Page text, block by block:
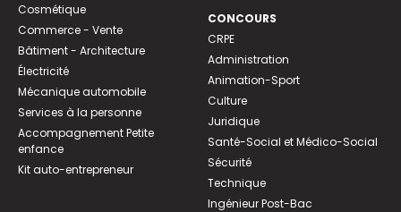
Cosmétique
Commerce - Vente
Bâtiment - Architecture
Électricité
Mécanique automobile
Services à la personne
Accompagnement Petite
enfance
Kit auto-entrepreneur
CONCOURS
CRPE
Administration
Animation-Sport
Culture
Juridique
Santé-Social et Médico-Social
Sécurité
Technique
Ingénieur Post-Bac